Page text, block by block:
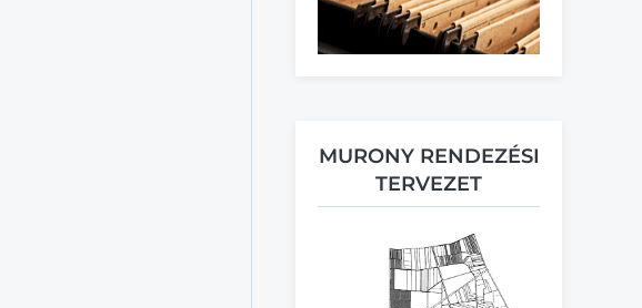
MURONY RENDEZÉSI
TERVEZET